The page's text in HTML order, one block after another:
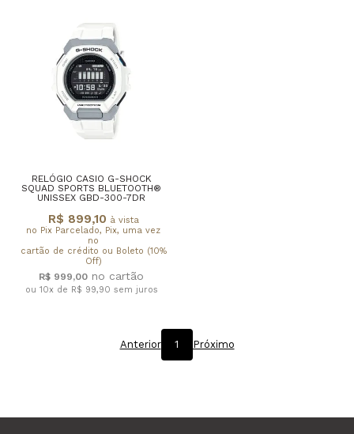
RELÓGIO CASIO G-SHOCK
SQUAD SPORTS BLUETOOTH®
UNISSEX GBD-300-7DR
R$ 899,10 à vista
no Pix Parcelado, Pix, uma vez
no
cartão de crédito ou Boleto (10%
Off)
R$ 999,00
ou 10x de R$ 99,90 sem juros
Anterior 1 Próximo